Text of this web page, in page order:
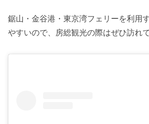
鋸山・金谷港・東京湾フェリーを利用
やすいので、房総観光の際はぜひ訪れ